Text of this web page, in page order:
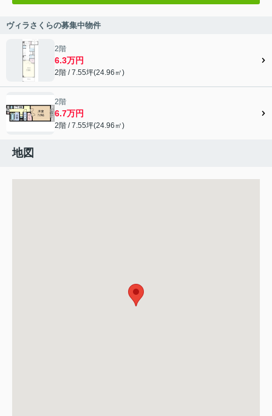
ヴィラさくらの募集中物件
2階
6.3万円
2階 / 7.55坪(24.96㎡)
2階
6.7万円
2階 / 7.55坪(24.96㎡)
地図